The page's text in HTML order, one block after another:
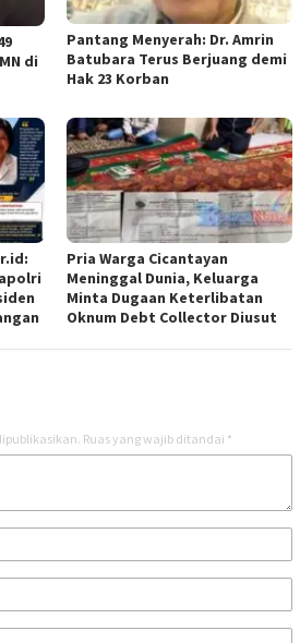
di
Pantang Menyerah: Dr. Amrin
Batubara Terus Berjuang demi
Hak 23 Korban
Pria Warga Cicantayan
Meninggal Dunia, Keluarga
Minta Dugaan Keterlibatan
Oknum Debt Collector Diusut
Ruas yang wajib ditandai *